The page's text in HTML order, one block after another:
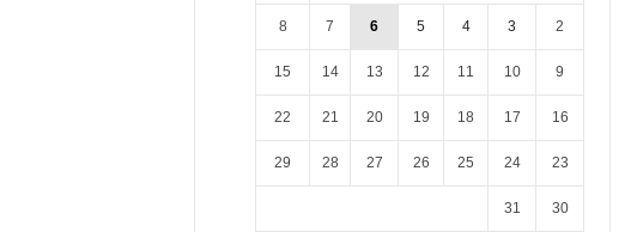
2
3
4
5
6
7
8
9
10
11
12
13
14
15
16
17
18
19
20
21
22
23
24
25
26
27
28
29
30
31